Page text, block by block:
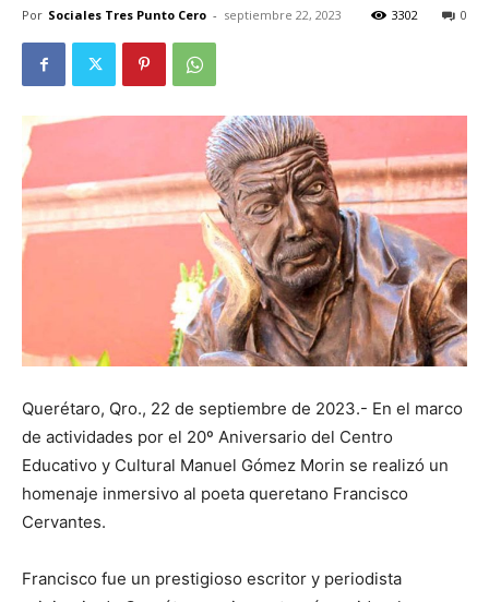
Por Sociales Tres Punto Cero - septiembre 22, 2023 0
3302
Querétaro, Qro., 22 de septiembre de 2023.- En el marco
de actividades por el 20º Aniversario del Centro
Educativo y Cultural Manuel Gómez Morin se realizó un
homenaje inmersivo al poeta queretano Francisco
Cervantes.
Francisco fue un prestigioso escritor y periodista